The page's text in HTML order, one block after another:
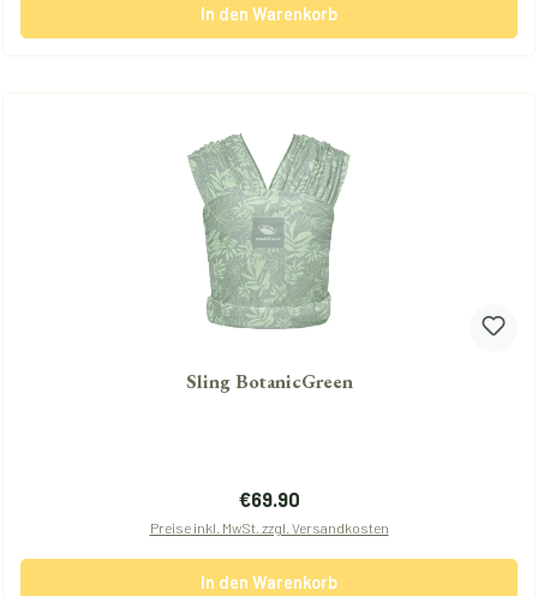
In den Warenkorb
Sling BotanicGreen
Regulärer Preis:
€69.90
Preise inkl. MwSt. zzgl. Versandkosten
In den Warenkorb